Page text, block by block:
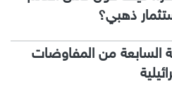
ذهبي؟
السابعة من المفاوضات